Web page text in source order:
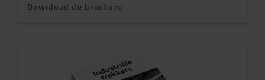
Download de brochure